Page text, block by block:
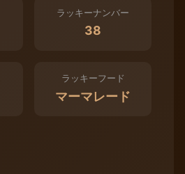
ラッキーナンバー
38
ラッキーフード
マーマレード